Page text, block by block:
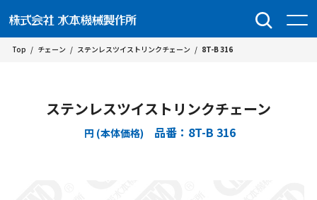
Top / チェーン / ステンレスツイストリンクチェーン / 8T-B 316
ステンレスツイストリンクチェーン
円 (本体価格) 品番：8T-B 316